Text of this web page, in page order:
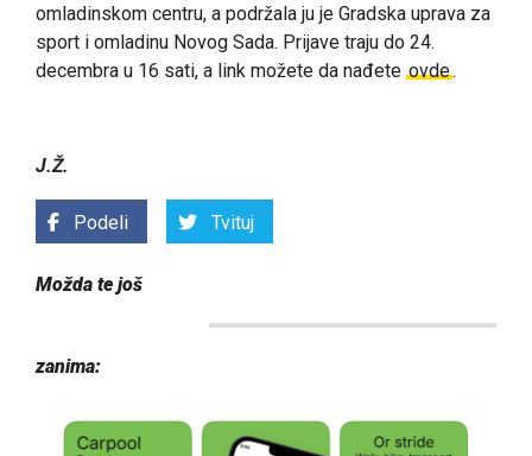
omladinskom centru, a podržala ju je Gradska uprava za
sport i omladinu Novog Sada. Prijave traju do 24.
decembra u 16 sati, a link možete da nađete ovde.
J.Ž.
Podeli Tvituj
Možda te još
zanima: